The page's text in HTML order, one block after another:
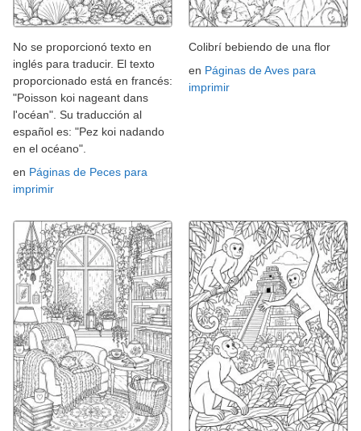
No se proporcionó texto en
inglés para traducir. El texto
proporcionado está en francés:
"Poisson koi nageant dans
l'océan". Su traducción al
español es: "Pez koi nadando
en el océano".
en Páginas de Peces para
imprimir
Colibrí bebiendo de una flor
en Páginas de Aves para
imprimir